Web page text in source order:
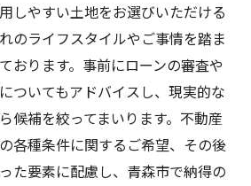
しやすい土地をお選びいただける
のライフスタイルやご事情を踏ま
おります。事前にローンの審査や
ついてもアドバイスし、現実的な
候補を絞ってまいります。不動産
各種条件に関するご希望、その後
た要素に配慮し、青森市で納得の